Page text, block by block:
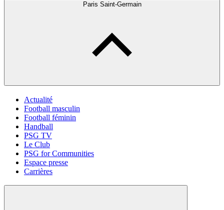
Paris Saint-Germain
Actualité
Football masculin
Football féminin
Handball
PSG TV
Le Club
PSG for Communities
Espace presse
Carrières